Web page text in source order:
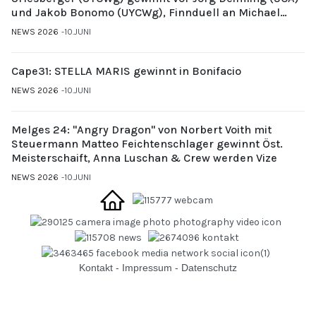
und Jakob Bonomo (UYCWg), Finnduell an Michael
Gubi (UYCMo)
NEWS 2026 10.JUNI
Cape31: STELLA MARIS gewinnt in Bonifacio
NEWS 2026 10.JUNI
Melges 24: "Angry Dragon" von Norbert Voith mit
Steuermann Matteo Feichtenschlager gewinnt Öst.
Meisterschaift, Anna Luschan & Crew werden Vize
NEWS 2026 10.JUNI
Kontakt - Impressum - Datenschutz